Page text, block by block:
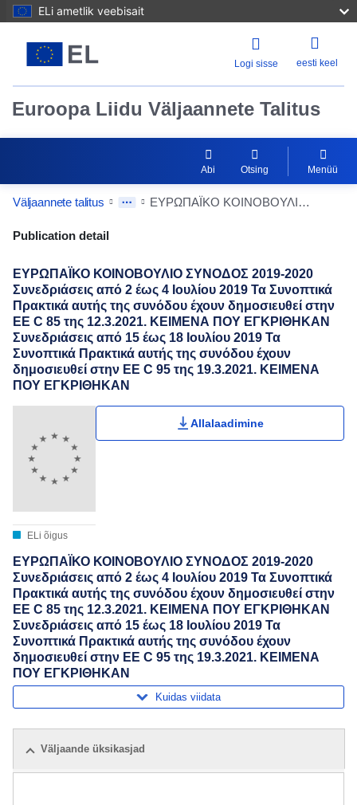
ELi ametlik veebisait
Logi sisse eesti keel
Euroopa Liidu Väljaannete Talitus
Abi Otsing Menüü
Väljaannete talitus ΕΥΡΩΠΑΪΚΟ ΚΟΙΝΟΒΟΥΛΙΟ ΣΥΝΟΔΟΣ 2019-2020 Συνεδριάσεις από 2 έως 4 Ιουλίου 2019 Τα Συνοπτικά Πρακτικά αυτής της συνόδου έχουν δημοσιευθεί στην ΕΕ C 85 της 12.3.2021. ΚΕΙΜΕΝΑ ΠΟΥ ΕΓΚΡΙΘΗΚΑΝ Συνεδριάσεις από 15 έως 18 Ιουλίου 2019 Τα Συνοπτικά Πρακτικά αυτής της συνόδου έχουν δημοσιευθεί στην ΕΕ C 95 της 19.3.2021. ΚΕΙΜΕΝΑ ΠΟΥ ΕΓΚΡΙΘΗΚΑΝ
Publication Detail Actions Portlet
Publication detail
ΕΥΡΩΠΑΪΚΟ ΚΟΙΝΟΒΟΥΛΙΟ ΣΥΝΟΔΟΣ 2019-2020
Συνεδριάσεις από 2 έως 4 Ιουλίου 2019 Τα Συνοπτικά
Πρακτικά αυτής της συνόδου έχουν δημοσιευθεί στην
ΕΕ C 85 της 12.3.2021. ΚΕΙΜΕΝΑ ΠΟΥ ΕΓΚΡΙΘΗΚΑΝ
Συνεδριάσεις από 15 έως 18 Ιουλίου 2019 Τα
Συνοπτικά Πρακτικά αυτής της συνόδου έχουν
δημοσιευθεί στην ΕΕ C 95 της 19.3.2021. ΚΕΙΜΕΝΑ
ΠΟΥ ΕΓΚΡΙΘΗΚΑΝ
ELi õigus
Allalaadimine
ΕΥΡΩΠΑΪΚΟ ΚΟΙΝΟΒΟΥΛΙΟ ΣΥΝΟΔΟΣ 2019-2020
Συνεδριάσεις από 2 έως 4 Ιουλίου 2019 Τα Συνοπτικά
Πρακτικά αυτής της συνόδου έχουν δημοσιευθεί στην
ΕΕ C 85 της 12.3.2021. ΚΕΙΜΕΝΑ ΠΟΥ ΕΓΚΡΙΘΗΚΑΝ
Συνεδριάσεις από 15 έως 18 Ιουλίου 2019 Τα
Συνοπτικά Πρακτικά αυτής της συνόδου έχουν
δημοσιευθεί στην ΕΕ C 95 της 19.3.2021. ΚΕΙΜΕΝΑ
ΠΟΥ ΕΓΚΡΙΘΗΚΑΝ
Kuidas viidata
Väljaande üksikasjad